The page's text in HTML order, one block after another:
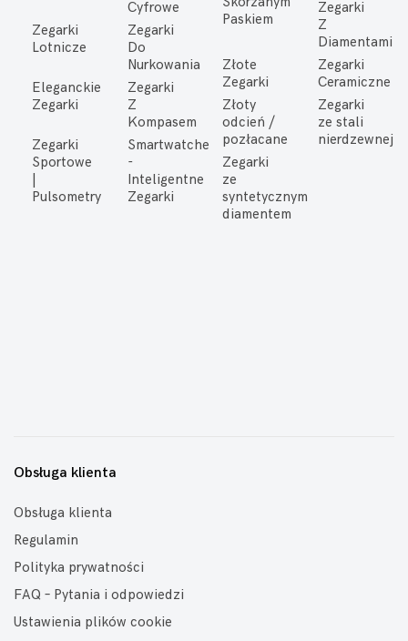
Cyfrowe
Zegarki
Lotnicze
Zegarki
Do
Nurkowania
Eleganckie
Zegarki
Zegarki
Z
Kompasem
Zegarki
Sportowe
Pulsometry
Smartwatche
-
Inteligentne
Zegarki
Paskiem
Zegarki
Z
Diamentami
Złote
Zegarki
Zegarki
Ceramiczne
Złoty
odcień /
pozłacane
Zegarki
ze stali
nierdzewnej
Zegarki
ze
syntetycznym
diamentem
Obsługa klienta
Obsługa klienta
Regulamin
Polityka prywatności
FAQ – Pytania i odpowiedzi
Ustawienia plików cookie